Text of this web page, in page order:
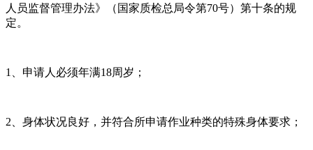
人员监督管理办法》（国家质检总局令第70号）第十条的规
定。
1、申请人必须年满18周岁；
2、身体状况良好，并符合所申请作业种类的特殊身体要求；